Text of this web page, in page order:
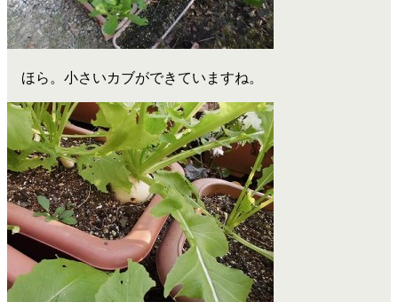
ほら。小さいカブができていますね。